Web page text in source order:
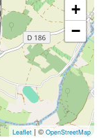
+
−
Leaflet | ©OpenStreetMap